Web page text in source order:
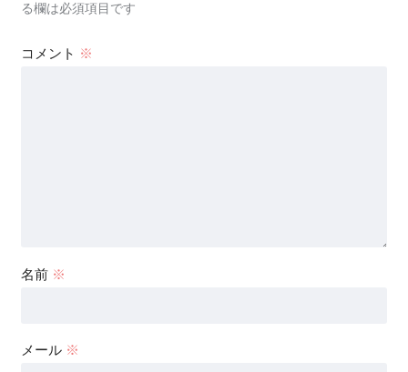
る欄は必須項目です
コメント ※
名前 ※
メール ※